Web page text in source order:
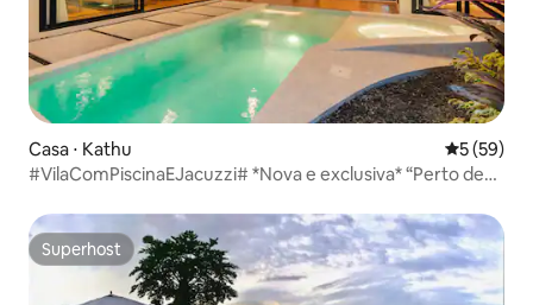
Casa ⋅ Kathu 5 de uma
5 (59)
#VilaComPiscinaEJacuzzi# *Nova e exclusiva* “Perto de
Superhost
Superhost